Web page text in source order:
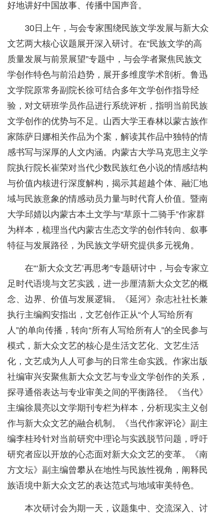
好地讲好中国故事、传播中国声音。
30日上午，与会专家围绕民族文学发展与新大众
文艺两大核心议题展开深入研讨。在“民族文学的高
质量发展与前景展望”专题中，与会学者聚焦民族文
学创作特色与前沿趋势，展开多维度学术剖析。鲁迅
文学院原常务副院长徐可结合多年文学创作指导经
验，对文研班学员作品进行系统评析，指明当前民族
文学创作的优势与不足。山西大学王春林以蒙古族作
家陈萨日娜相关作品为个案，解读其作品中独特的情
感书写与深厚的人文内涵。内蒙古大学马克思主义学
院执行院长崔荣对当代少数民族红色小说的情感结构
与价值内核进行深度解构，揭示其超越个体、融汇地
域与民族意象的情感动员力量与时代育人价值。暨南
大学邱婧以内蒙古本土文学与“草原十二骑手”作家群
为样本，梳理当代内蒙古生态文学的创作转向、叙事
特征与发展路径，为民族文学研究提供多元视角。
在“‘新大众文艺’再思考”专题研讨中，与会专家立
足时代语境与文艺实践，进一步厘清新大众文艺的概
念、边界、价值与发展逻辑。《延河》杂志社社长兼
执行主编阎安指出，文艺创作正从“个人写给所有
人”的单向传播，转向“所有人写给所有人”的全民参与
模式，新大众文艺的核心是生活文艺化、文艺生活
化，文艺成为人人可参与的日常生命实践。作家出版
社编审兴安聚焦新大众文艺与专业文学创作的关系，
探寻通俗表达与专业审美之间的平衡路径。《当代》
主编徐晨亮以文学期刊专栏为样本，分析现实主义创
作与新大众文艺的融合机制。《当代作家评论》副主
编李桂玲针对当前研究中理论与实践脱节问题，呼吁
研究者应以开放的心态面对新大众文艺的变革。《南
方文坛》副主编曾攀从在地性与民族性视角，阐释民
族语境中新大众文艺的表达范式与地域审美特色。
本次研讨会为期一天，议题集中、交流深入、讨